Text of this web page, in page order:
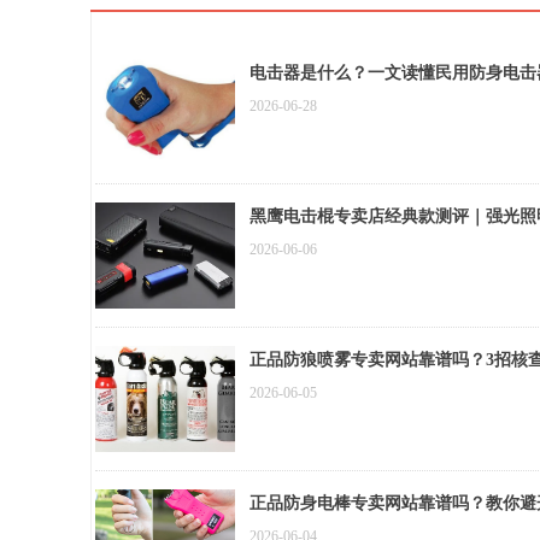
电击器是什么？一文读懂民用防身电
2026-06-28
黑鹰电击棍专卖店经典款测评｜强光
2026-06-06
正品防狼喷雾专卖网站靠谱吗？3招核
2026-06-05
正品防身电棒专卖网站靠谱吗？教你
2026-06-04